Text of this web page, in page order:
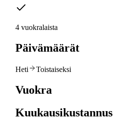
4 vuokralaista
Päivämäärät
Heti Toistaiseksi
Vuokra
Kuukausikustannus